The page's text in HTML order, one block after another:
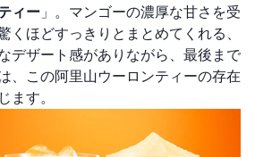
ィー 」。マンゴーの濃厚な甘さを受
くほどすっきりとまとめてくれる、
デザート感がありながら、最後まで
、この阿里山ウーロンティーの存在
ます。